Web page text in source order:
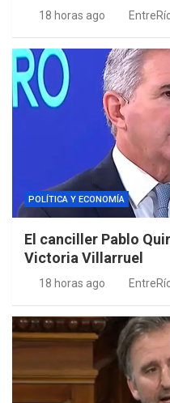
18 horas ago
POLÍTICA Y ECONOMÍA
El canciller Pablo
Victoria Villarruel
18 horas ago